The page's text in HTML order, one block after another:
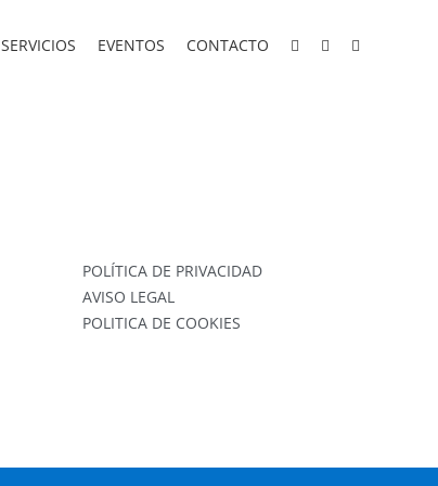
SERVICIOS EVENTOS CONTACTO
POLÍTICA DE PRIVACIDAD
AVISO LEGAL
POLITICA DE COOKIES